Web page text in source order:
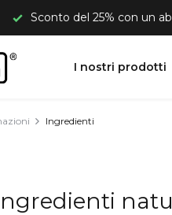
Sconto del 25% con un
I nostri prodotti
Ingredienti